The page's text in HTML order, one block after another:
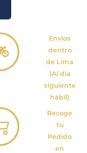
Envíos
dentro
de Lima
(Al día
siguiente
hábil)
Recoge
tu
Pedido
en